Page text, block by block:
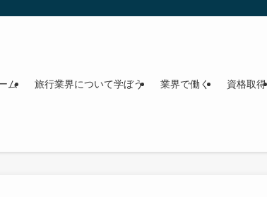
ム 旅行業界について学ぼう 業界で働く 資格取得